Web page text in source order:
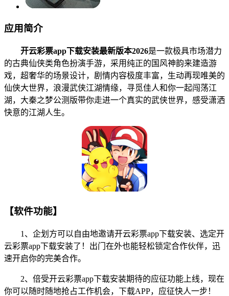
应用简介
开云彩票app下载安装最新版本2026是一款极具市场潜力
的古典仙侠类角色扮演手游，采用纯正的国风神韵来建造游
戏，超奢华的场景设计，剧情内容极度丰富，生动再现唯美的
仙侠大世界，浪漫武侠江湖情缘，寻觅佳人和你一起闯荡江
湖，大秦之梦公测版带你走进一个真实的武侠世界，感受潇洒
快意的江湖人生。
【软件功能】
1、企划方可以自由地邀请开云彩票app下载安装、选定开
云彩票app下载安装了！出门在外也能轻松锁定合作伙伴，迅
速开启你的完美合作。
2、倍受开云彩票app下载安装期待的应征功能上线，现在
你可以随时随地抢占工作机会，下载APP，应征快人一步！